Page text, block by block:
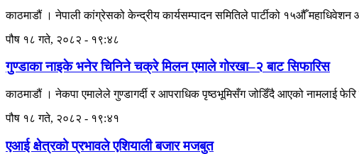
काठमाडौं । नेपाली कांग्रेसको केन्द्रीय कार्यसम्पादन समितिले पार्टीको १५औँ
पौष १८ गते, २०८२ - १९:४८
गुण्डाका नाइके भनेर चिनिने चक्रे मिलन एमाले गोरखा–२ बाट सिफारिस
काठमाडौं । नेकपा एमालेले गुण्डागर्दी र आपराधिक पृष्ठभूमिसँग जोडिँदै आएको नामलाई
पौष १८ गते, २०८२ - १९:४१
एआई क्षेत्रको प्रभावले एशियाली बजार मजबुत